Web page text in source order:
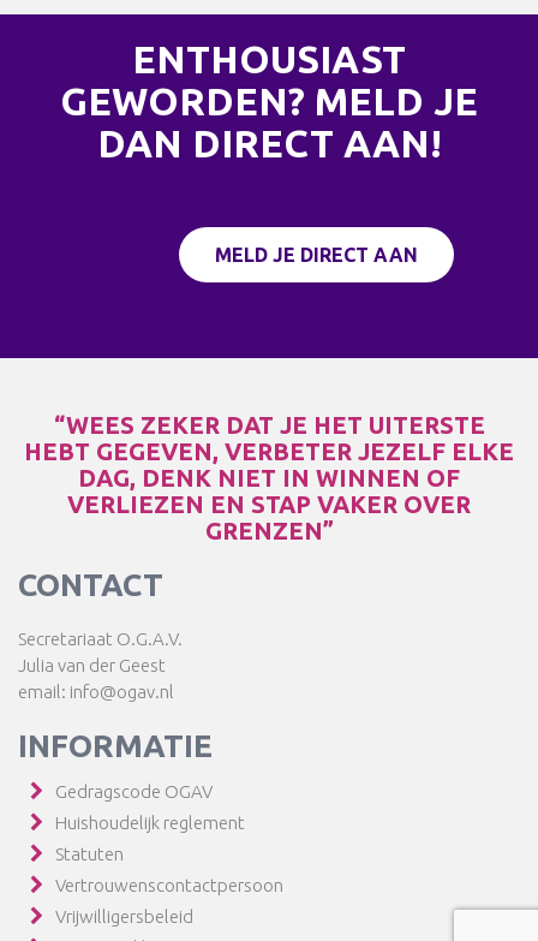
ENTHOUSIAST
GEWORDEN? MELD JE
DAN DIRECT AAN!
MELD JE DIRECT AAN
“WEES ZEKER DAT JE HET UITERSTE
HEBT GEGEVEN, VERBETER JEZELF ELKE
DAG, DENK NIET IN WINNEN OF
VERLIEZEN EN STAP VAKER OVER
GRENZEN”
CONTACT
Secretariaat O.G.A.V.
Julia van der Geest
email: info@ogav.nl
INFORMATIE
Gedragscode OGAV
Huishoudelijk reglement
Statuten
Vertrouwenscontactpersoon
Vrijwilligersbeleid